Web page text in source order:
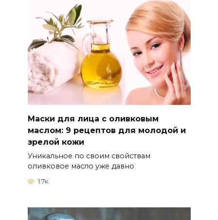
Маски для лица с оливковым
маслом: 9 рецептов для молодой и
зрелой кожи
Уникальное по своим свойствам
оливковое масло уже давно
1.7к.